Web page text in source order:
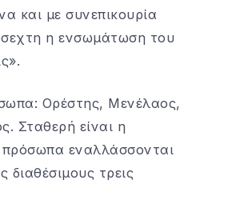
και με συνεπικουρία
η ενσωμάτωση του
Ορέστης, Μενέλαος,
Σταθερή είναι η
εναλλάσσονται
τρεις